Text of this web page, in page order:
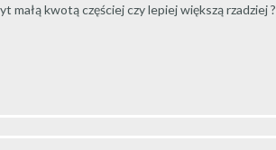
małą kwotą częściej czy lepiej większą rzadziej ?